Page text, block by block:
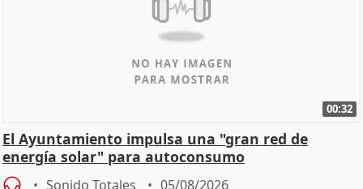
00:32
El Ayuntamiento impulsa una "gran red de
energía solar" para autoconsumo
Sonido Totales 05/08/2026